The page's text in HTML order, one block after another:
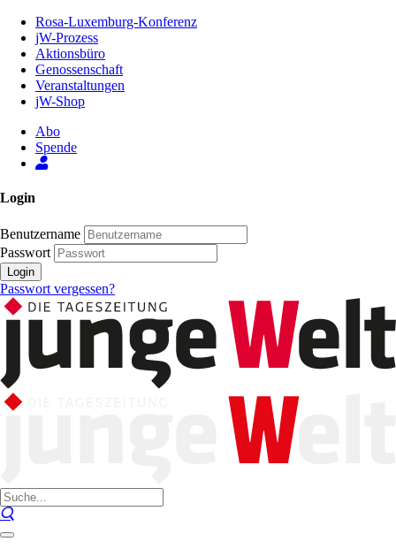
Inhalt
Seite
Rosa-Luxemburg-Konferenz
jW-Prozess
Aktionsbüro
Genossenschaft
Veranstaltungen
jW-Shop
Abo
Spende
Login
Benutzername
Passwort
Login
Passwort vergessen?